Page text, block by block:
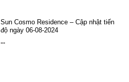
Sun Cosmo Residence – Cập nhật tiến
độ ngày 06-08-2024
...